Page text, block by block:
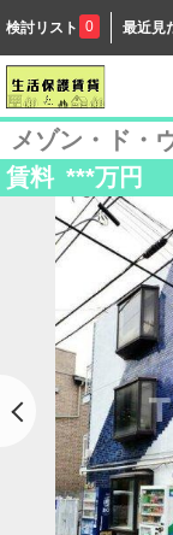
検討リスト 0 最近見
メゾン・ド・
賃料 ***万円